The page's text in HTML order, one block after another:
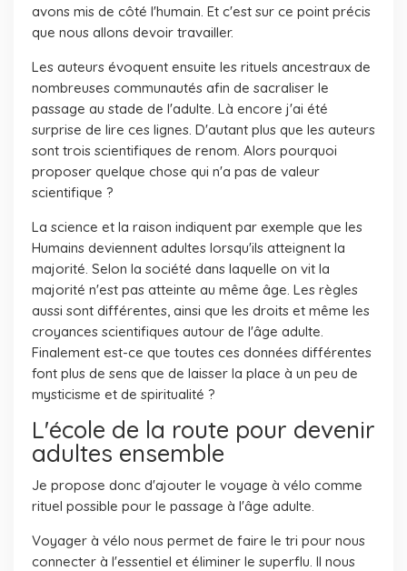
avons mis de côté l'humain. Et c'est sur ce point précis
que nous allons devoir travailler.
Les auteurs évoquent ensuite les rituels ancestraux de
nombreuses communautés afin de sacraliser le
passage au stade de l'adulte. Là encore j'ai été
surprise de lire ces lignes. D'autant plus que les auteurs
sont trois scientifiques de renom. Alors pourquoi
proposer quelque chose qui n'a pas de valeur
scientifique ?
La science et la raison indiquent par exemple que les
Humains deviennent adultes lorsqu'ils atteignent la
majorité. Selon la société dans laquelle on vit la
majorité n'est pas atteinte au même âge. Les règles
aussi sont différentes, ainsi que les droits et même les
croyances scientifiques autour de l'âge adulte.
Finalement est-ce que toutes ces données différentes
font plus de sens que de laisser la place à un peu de
mysticisme et de spiritualité ?
L'école de la route pour devenir
adultes ensemble
Je propose donc d'ajouter le voyage à vélo comme
rituel possible pour le passage à l'âge adulte.
Voyager à vélo nous permet de faire le tri pour nous
connecter à l'essentiel et éliminer le superflu. Il nous